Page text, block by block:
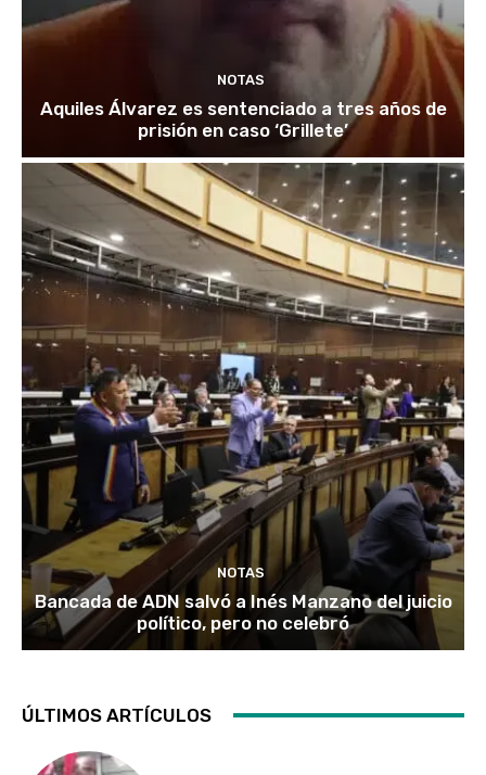
NOTAS
Aquiles Álvarez es sentenciado a tres años de
prisión en caso ‘Grillete’
NOTAS
Bancada de ADN salvó a Inés Manzano del juicio
político, pero no celebró
ÚLTIMOS ARTÍCULOS